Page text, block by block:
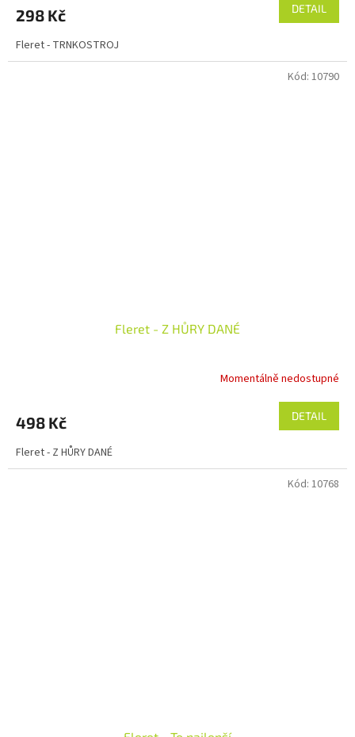
298 Kč DETAIL
Fleret - TRNKOSTROJ
Fleret - Z HŮRY DANÉ
Momentálně nedostupné
498 Kč DETAIL
Fleret - Z HŮRY DANÉ
Kód: 10790
Kód: 10768